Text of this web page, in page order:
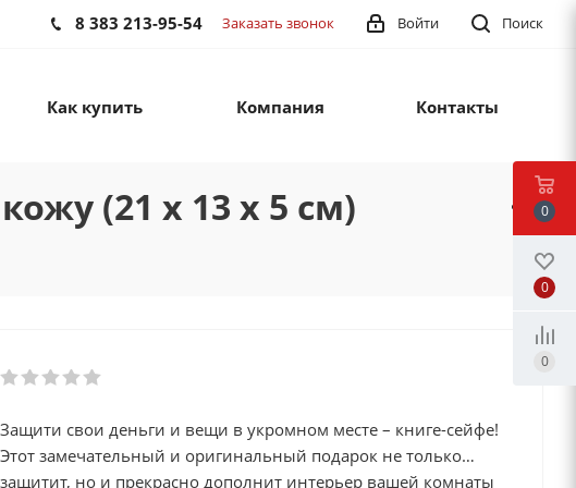
Поиск
Войти
8 383 213-95-54 Заказать звонок
Как купить Компания Контакты
(21 х 13 х 5 см)
Защити свои деньги и вещи в укромном месте – книге-сейфе!
Этот замечательный и оригинальный подарок не только
защитит, но и прекрасно дополнит интерьер вашей комнаты
0
0
0